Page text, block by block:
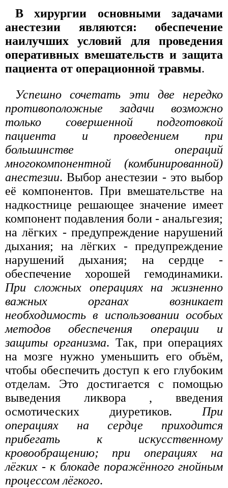
В хирургии основными задачами
анестезии являются: обеспечение
наилучших условий для проведения
оперативных вмешательств и защита
пациента от операционной травмы.
Успешно сочетать эти две нередко
противоположные задачи возможно
только совершенной подготовкой
пациента и проведением при
большинстве операций
многокомпонентной (комбинированной)
анестезии. Выбор анестезии - это выбор
её компонентов. При вмешательстве на
надкостнице решающее значение имеет
компонент подавления боли - анальгезия;
на лёгких - предупреждение нарушений
дыхания; на лёгких - предупреждение
нарушений дыхания; на сердце -
обеспечение хорошей гемодинамики.
При сложных операциях на жизненно
важных органах возникает
необходимость в использовании особых
методов обеспечения операции и
защиты организма. Так, при операциях
на мозге нужно уменьшить его объём,
чтобы обеспечить доступ к его глубоким
отделам. Это достигается с помощью
выведения ликвора , введения
осмотических диуретиков. При
операциях на сердце приходится
прибегать к искусственному
кровообращению; при операциях на
лёгких - к блокаде поражённого гнойным
процессом лёгкого.